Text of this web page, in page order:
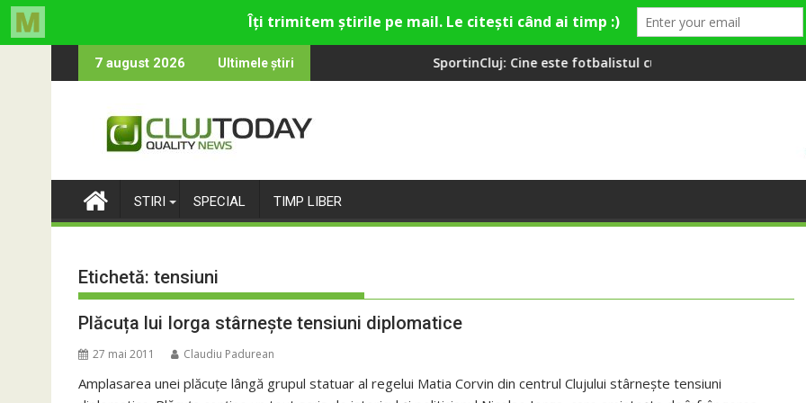
to
7 august 2026 Ultimele știri
cultural și de divertisment din Cluj-Napoca
luna devine o întrebare SportinCluj: Cine este fotbalistul cu două diplome care a învățat româna la 2
Compania de Apă
STIRI SPECIAL TIMP LIBER
Etichetă: tensiuni
Plăcuța lui Iorga stârnește tensiuni diplomatice
27 mai 2011 Claudiu Padurean
Amplasarea unei plăcuțe lângă grupul statuar al regelui Matia Corvin din centrul Clujului stârnește tensiuni